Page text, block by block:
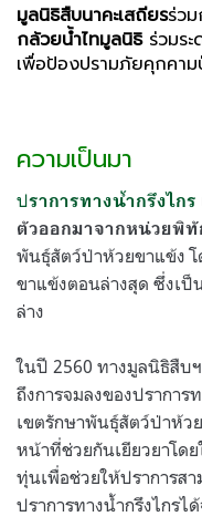
มูลนิธิสืบนาคะเสถียรร่ว
กล้วยน้ำไทมูลนิธิร่วมระ
เพื่อป้องปรามภัยคุกคา
ความเป็นมา
ปราการทางน้ำกรึงไกร
ตัวออกมาจากหน่วยพิทั
พันธุ์สัตว์ป่าห้วยขาแข้ง
ขาแข้งตอนล่างสุด ซึ่งเ
ล่าง
ในปี 2560 ทางมูลนิธิสืบ
ถึงการจมลงของปราการ
เขตรักษาพันธุ์สัตว์ป่าห้ว
หน้าที่ช่วยกันเยียวยาโด
ทุ่นเพื่อช่วยให้ปราการส
ปราการทางน้ำกรึงไกรไ